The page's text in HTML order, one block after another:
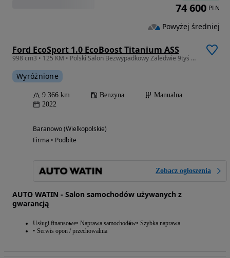
Ford EcoSport 1.0 EcoBoost Titanium ASS
998 cm3 • 125 KM • Polski Salon Bezwypadkowy Zaledwie 9tyś km przebiegu Pakiet ZIMOWY Fv
Wyróżnione
9 366 km Benzyna
Manualna
2022
Baranowo (Wielkopolskie)
Firma • Podbite
Zobacz ogłoszenia
AUTO WATIN - Salon samochodów używanych z
gwarancją
Usługi finansowe Naprawa samochodów Szybka naprawa
Serwis opon / przechowalnia
74 600 PLN
Powyżej średniej